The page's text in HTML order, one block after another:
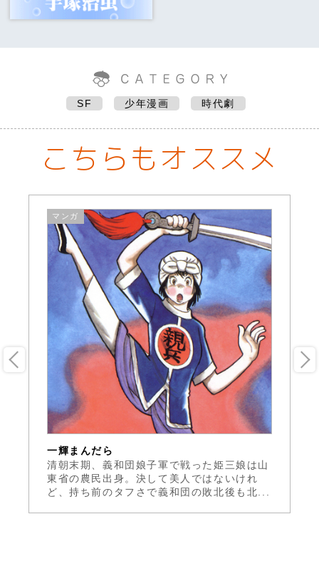
SF 少年漫画 時代劇
こちらもオススメ
マンガ
一輝まんだら
清朝末期、義和団娘子軍で戦った姫三娘は山
東省の農民出身。決して美人ではないけれ
ど、持ち前のタフさで義和団の敗北後も北...